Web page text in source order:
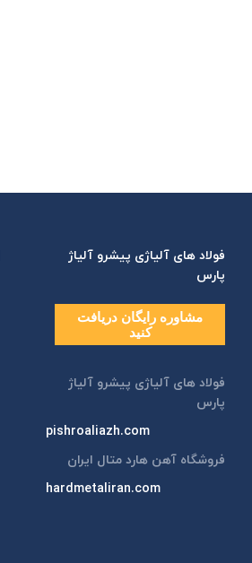
فولاد های آلیاژی پیشرو آلیاژ
پارس
مشاوره رایگان دریافت
کنید
فولاد های آلیاژی پیشرو آلیاژ
پارس
pishroaliazh.com
فروشگاه آهن هارد متال ایران
hardmetaliran.com